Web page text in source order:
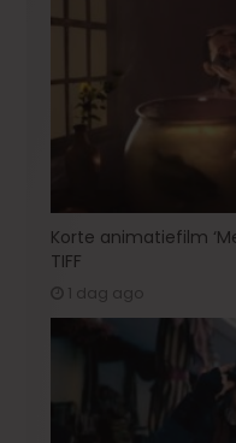
Korte animatiefilm
TIFF
1 dag ago